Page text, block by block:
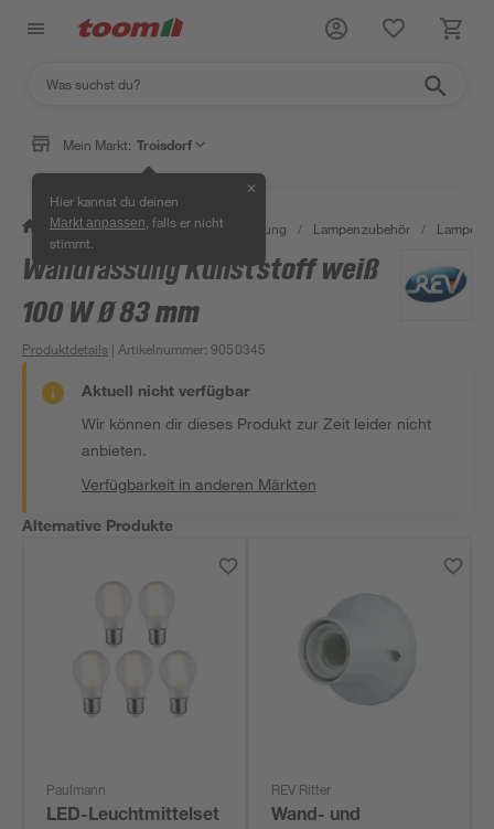
Mein Markt: Troisdorf
Hier kannst du deinen
Markt anpassen , falls er nicht
stimmt.
✕
/ Wohnen & Haushalt / Beleuchtung / Lampenzubehör /
Wandfassung Kunststoff weiß
100 W Ø 83 mm
Produktdetails | Artikelnummer:9050345
Aktuell nicht verfügbar
Wir können dir dieses Produkt zur Zeit leider nicht
anbieten.
Verfügbarkeit in anderen Märkten
Alternative Produkte
Paulmann
LED-Leuchtmittelset
REV Ritter
Wand- und